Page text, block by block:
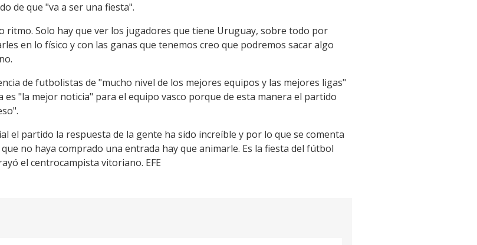
de que "va a ser una fiesta".
ritmo. Solo hay que ver los jugadores que tiene Uruguay, sobre todo por
en lo físico y con las ganas que tenemos creo que podremos sacar algo
de futbolistas de "mucho nivel de los mejores equipos y las mejores ligas"
"la mejor noticia" para el equipo vasco porque de esta manera el partido
el partido la respuesta de la gente ha sido increíble y por lo que se comenta
no haya comprado una entrada hay que animarle. Es la fiesta del fútbol
el centrocampista vitoriano. EFE